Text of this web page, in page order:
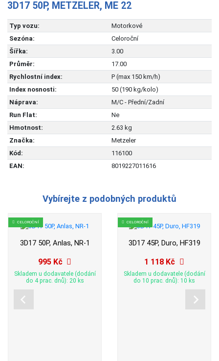
3D17 50P, METZELER, ME 22
Typ vozu:
Motorkové
Sezóna:
Celoroční
Šířka:
3.00
Průměr:
17.00
Rychlostní index:
P (max 150 km/h)
Index nosnosti:
50 (190 kg/kolo)
Náprava:
M/C - Přední/Zadní
Run Flat:
Ne
Hmotnost:
2.63 kg
Značka:
Metzeler
Kód:
116100
EAN:
8019227011616
Vybírejte z podobných produktů
CELOROČNÍ
3D17 50P, Anlas, NR-1
995 Kč
Skladem u dodavatele (dodání
do 4 prac. dnů): 20 ks
CELOROČNÍ
3D17 45P, Duro, HF319
1 118 Kč
Skladem u dodavatele (dodání
do 10 prac. dnů): 10 ks